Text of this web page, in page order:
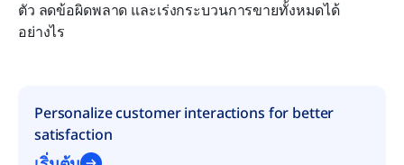
ตัว ลดข้อผิดพลาด และเร่งกระบวนการขายทั้งหมดได้
อย่างไร
Personalize customer interactions for better
satisfaction
การอ่านที่เกี่ยวข้อง